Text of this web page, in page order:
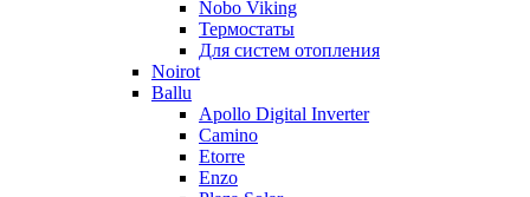
Nobo Viking
Термостаты
Для систем отопления
Noirot
Ballu
Apollo Digital Inverter
Camino
Etorre
Enzo